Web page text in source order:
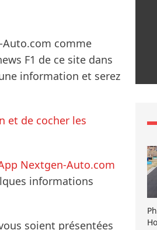
Auto.com comme
F1 de ce site dans
information et serez
et de cocher les
Nextgen-Auto.com
informations
soient présentées